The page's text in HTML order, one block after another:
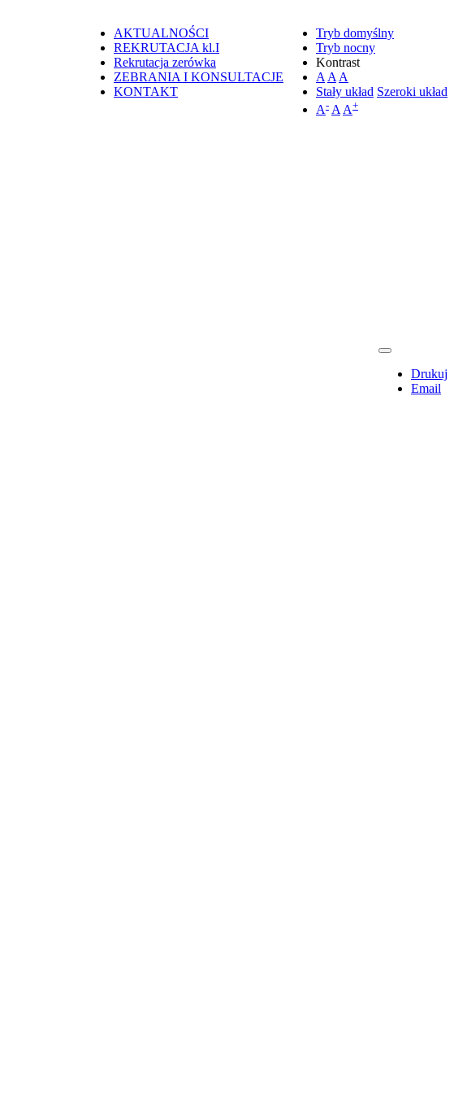
Tryb domyślny
Tryb nocny
Kontrast
A A A
Stały układ Szeroki układ
A- A A+
AKTUALNOŚCI
REKRUTACJA kl.I
Rekrutacja zerówka
ZEBRANIA I KONSULTACJE
KONTAKT
Drukuj
Email